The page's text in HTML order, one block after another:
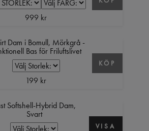
999 kr
Dam i Bomull, Mörkgrå -
Bas för Friluftslivet
199 kr
KÖP
Softshell-Hybrid Dam,
Svart
VISA